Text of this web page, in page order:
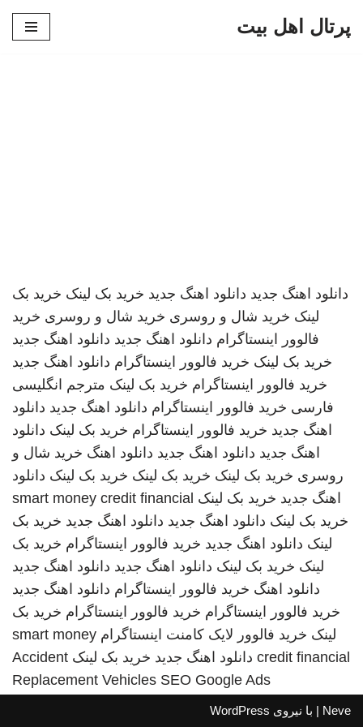
پرتال اهل بیت
دانلود اهنگ جدید دانلود اهنگ جدید خرید بک لینک خرید بک
لینک خرید شال و روسری خرید شال و روسری خرید
فالوور اینستاگرام دانلود اهنگ جدید دانلود اهنگ جدید
خرید بک لینک خرید فالوور اینستاگرام دانلود اهنگ جدید
خرید فالوور اینستاگرام خرید بک لینک مترجم انگلیسی
فارسی خرید فالوور اینستاگرام دانلود اهنگ جدید دانلود
اهنگ جدید خرید فالوور اینستاگرام خرید بک لینک دانلود
اهنگ جدید دانلود اهنگ جدید دانلود اهنگ خرید شال و
روسری خرید بک لینک خرید بک لینک خرید بک لینک دانلود
اهنگ جدید خرید بک لینک smart money credit financial
خرید بک لینک دانلود اهنگ جدید دانلود اهنگ جدید خرید بک
لینک دانلود اهنگ جدید خرید فالوور اینستاگرام خرید بک
لینک خرید بک لینک دانلود اهنگ جدید دانلود اهنگ جدید
دانلود اهنگ خرید فالوور اینستاگرام دانلود اهنگ جدید
خرید فالوور اینستاگرام خرید فالوور اینستاگرام خرید بک
لینک خرید فالوور لایک کامنت اینستاگرام smart money
credit financial دانلود اهنگ جدید خرید بک لینک Accident
Replacement Vehicles SEO Google Ads
Neve | با نیروی WordPress